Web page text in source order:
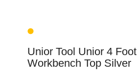
Unior Tool Unior 4 Foot
Workbench Top Silver